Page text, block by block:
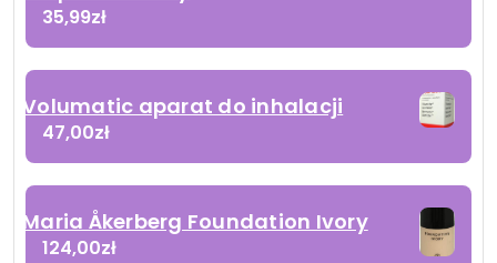
35,99zł
Volumatic aparat do inhalacji
47,00zł
Maria Åkerberg Foundation Ivory
124,00zł